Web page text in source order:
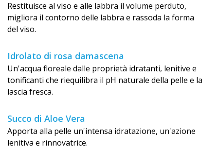
Restituisce al viso e alle labbra il volume perduto,
migliora il contorno delle labbra e rassoda la forma
del viso.
Idrolato di rosa damascena
Un'acqua floreale dalle proprietà idratanti, lenitive e
tonificanti che riequilibra il pH naturale della pelle e la
lascia fresca.
Succo di Aloe Vera
Apporta alla pelle un'intensa idratazione, un'azione
lenitiva e rinnovatrice.